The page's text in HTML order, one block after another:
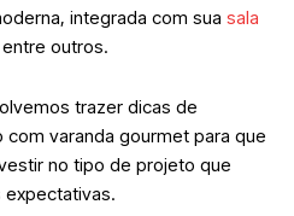
integrada com sua sala
outros.
trazer dicas de
varanda gourmet para que
no tipo de projeto que
expectativas.